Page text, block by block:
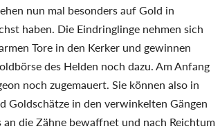
nun mal besonders auf Gold in
haben. Die Eindringlinge nehmen sich
Tore in den Kerker und gewinnen
des Helden noch dazu. Am Anfang
noch zugemauert. Sie können also in
Goldschätze in den verwinkelten Gängen
die Zähne bewaffnet und nach Reichtum